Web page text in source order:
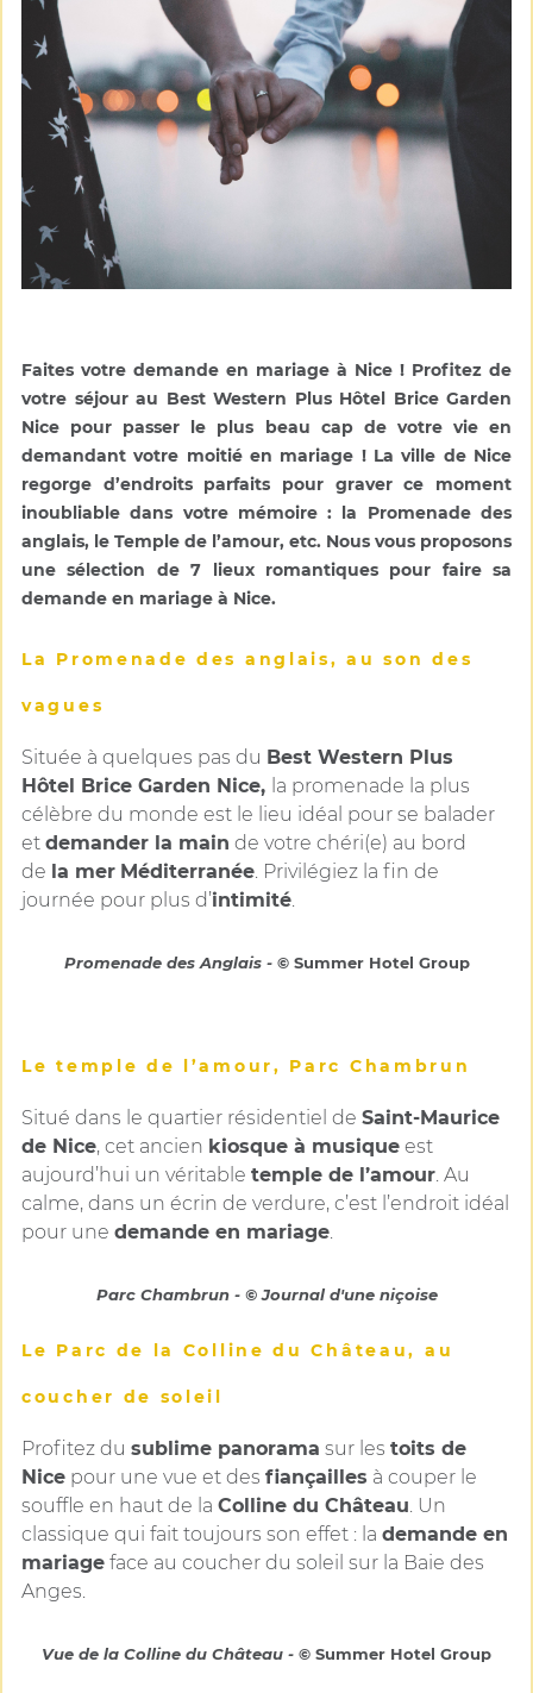
Faites votre demande en mariage à Nice ! Profitez de
votre séjour au Best Western Plus Hôtel Brice Garden
Nice pour passer le plus beau cap de votre vie en
demandant votre moitié en mariage ! La ville de Nice
regorge d’endroits parfaits pour graver ce moment
inoubliable dans votre mémoire : la Promenade des
anglais, le Temple de l’amour, etc. Nous vous proposons
une sélection de 7 lieux romantiques pour faire sa
demande en mariage à Nice.
La Promenade des anglais, au son des
vagues
Située à quelques pas du Best Western Plus
Hôtel Brice Garden Nice, la promenade la plus
célèbre du monde est le lieu idéal pour se balader
et demander la main de votre chéri(e) au bord
de la mer Méditerranée. Privilégiez la fin de
journée pour plus d’intimité.
Promenade des Anglais - © Summer Hotel Group
Le temple de l’amour, Parc Chambrun
Situé dans le quartier résidentiel de Saint-Maurice
de Nice, cet ancien kiosque à musique est
aujourd’hui un véritable temple de l’amour. Au
calme, dans un écrin de verdure, c’est l’endroit idéal
pour une demande en mariage.
Parc Chambrun - © Journal d'une niçoise
Le Parc de la Colline du Château, au
coucher de soleil
Profitez du sublime panorama sur les toits de
Nice pour une vue et des fiançailles à couper le
souffle en haut de la Colline du Château. Un
classique qui fait toujours son effet : la demande en
mariage face au coucher du soleil sur la Baie des
Anges.
Vue de la Colline du Château - © Summer Hotel Group